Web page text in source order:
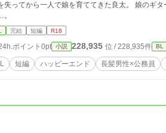
から一人で娘を育ててきた良太。 娘のギターが不調になり、楽器店に持ち込んでみると自分とは違った大人の男性と出逢
完結 短編 R18
ポイント 0pt 小説 228,935 位 / 228,935件 BL
短編 ハッピーエンド 長髪男性×公務員